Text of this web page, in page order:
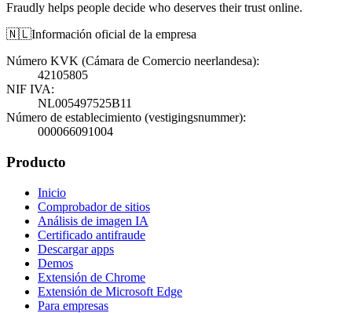
Fraudly helps people decide who deserves their trust online.
🇳🇱Información oficial de la empresa
Número KVK (Cámara de Comercio neerlandesa):
42105805
NIF IVA:
NL005497525B11
Número de establecimiento (vestigingsnummer):
000066091004
Producto
Inicio
Comprobador de sitios
Análisis de imagen IA
Certificado antifraude
Descargar apps
Demos
Extensión de Chrome
Extensión de Microsoft Edge
Para empresas